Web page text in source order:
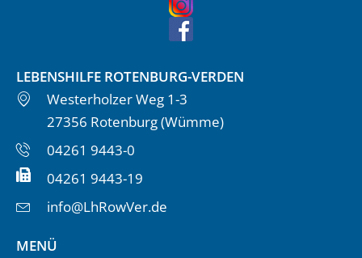
LEBENSHILFE ROTENBURG-VERDEN
Westerholzer Weg 1-3
27356 Rotenburg (Wümme)
04261 9443-0
04261 9443-19
info@LhRowVer.de
MENÜ